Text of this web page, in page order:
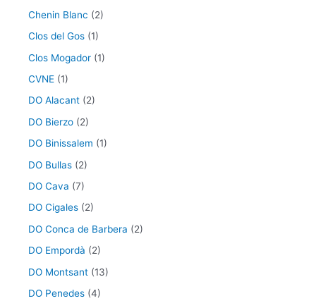
Chenin Blanc (2)
Clos del Gos (1)
Clos Mogador (1)
CVNE (1)
DO Alacant (2)
DO Bierzo (2)
DO Binissalem (1)
DO Bullas (2)
DO Cava (7)
DO Cigales (2)
DO Conca de Barbera (2)
DO Empordà (2)
DO Montsant (13)
DO Penedes (4)